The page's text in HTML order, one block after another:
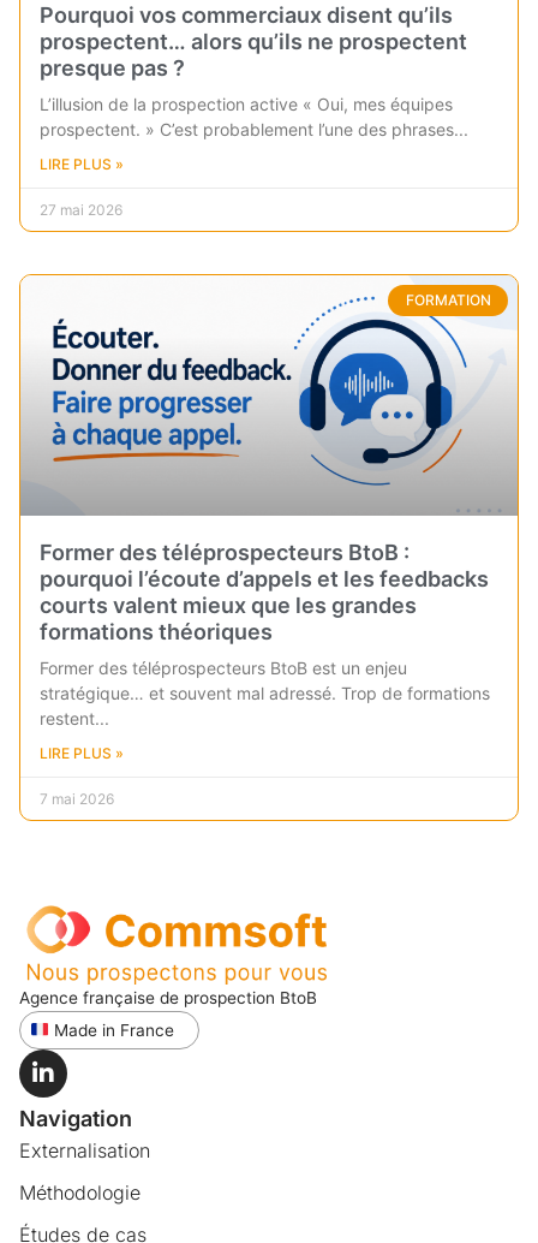
Pourquoi vos commerciaux disent qu’ils
prospectent… alors qu’ils ne prospectent
presque pas ?
L’illusion de la prospection active « Oui, mes équipes
prospectent. » C’est probablement l’une des phrases
LIRE PLUS »
27 mai 2026
FORMATION
Former des téléprospecteurs BtoB :
pourquoi l’écoute d’appels et les feedbacks
courts valent mieux que les grandes
formations théoriques
Former des téléprospecteurs BtoB est un enjeu
stratégique… et souvent mal adressé. Trop de formations
restent
LIRE PLUS »
7 mai 2026
Agence française de prospection BtoB
Made in France
Navigation
Externalisation
Méthodologie
Études de cas